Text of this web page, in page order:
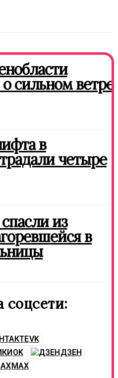
сильном ветре
в
четыре
из
в
VK
OK
ДЗЕН
MAX